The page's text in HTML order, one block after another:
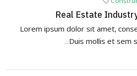
Real Estate
Lorem ipsum dolor sit amet,
Duis mollis et sem